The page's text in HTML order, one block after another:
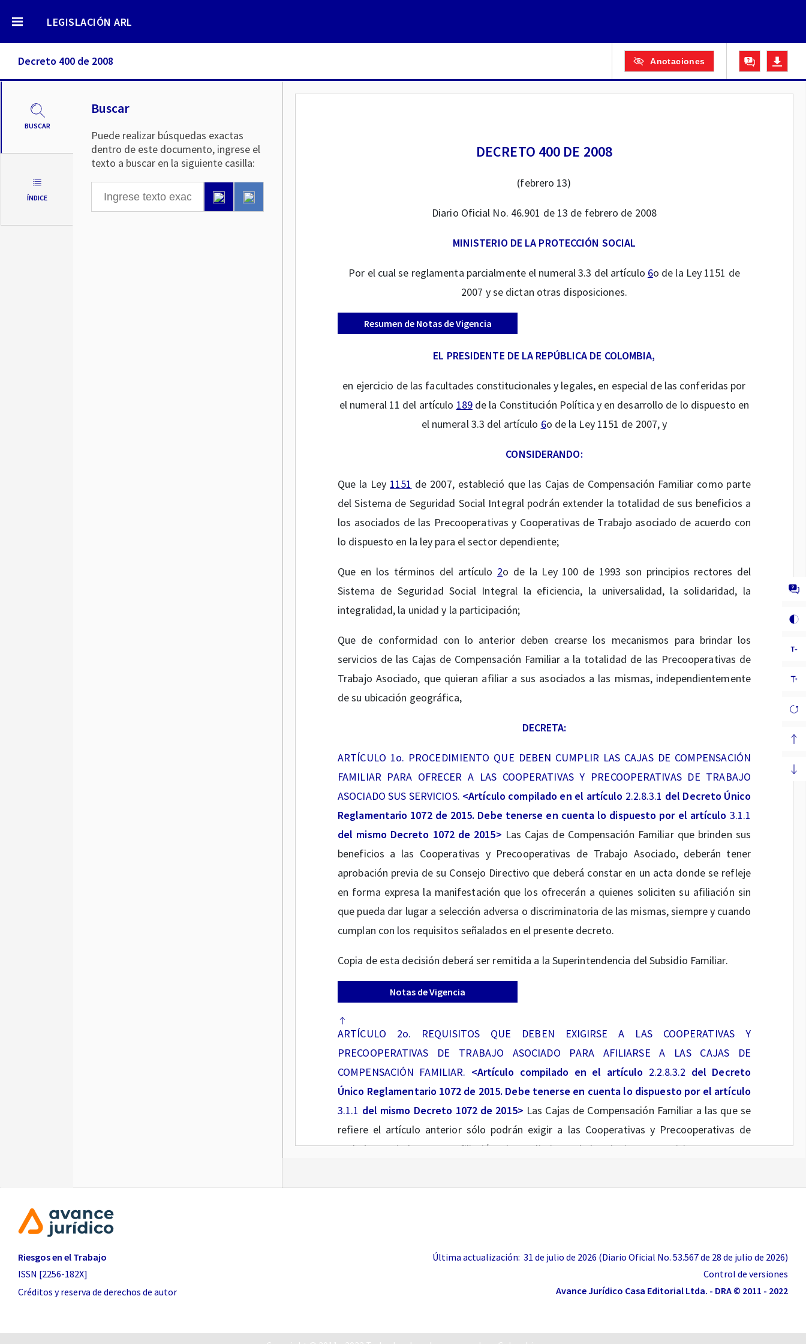
LEGISLACIÓN ARL
Decreto 400 de 2008 Anotaciones
BUSCAR
ÍNDICE
Buscar
Puede realizar búsquedas exactas
dentro de este documento, ingrese el
texto a buscar en la siguiente casilla:
DECRETO 400 DE 2008
(febrero 13)
Diario Oficial No. 46.901 de 13 de febrero de 2008
MINISTERIO DE LA PROTECCIÓN SOCIAL
Por el cual se reglamenta parcialmente el numeral 3.3 del artículo 6o de la Ley 1151 de
2007 y se dictan otras disposiciones.
Resumen de Notas de Vigencia
EL PRESIDENTE DE LA REPÚBLICA DE COLOMBIA,
en ejercicio de las facultades constitucionales y legales, en especial de las conferidas por
el numeral 11 del artículo 189de la Constitución Política y en desarrollo de lo dispuesto en
el numeral 3.3 del artículo 6o de la Ley 1151 de 2007, y
CONSIDERANDO:
Que la Ley 1151 de 2007, estableció que las Cajas de Compensación Familiar como parte
del Sistema de Seguridad Social Integral podrán extender la totalidad de sus beneficios a
los asociados de las Precooperativas y Cooperativas de Trabajo asociado de acuerdo con
lo dispuesto en la ley para el sector dependiente;
Que en los términos del artículo 2o de la Ley 100 de 1993 son principios rectores del
Sistema de Seguridad Social Integral la eficiencia, la universalidad, la solidaridad, la
integralidad, la unidad y la participación;
Que de conformidad con lo anterior deben crearse los mecanismos para brindar los
servicios de las Cajas de Compensación Familiar a la totalidad de las Precooperativas de
Trabajo Asociado, que quieran afiliar a sus asociados a las mismas, independientemente
de su ubicación geográfica,
DECRETA:
ARTÍCULO 1o. PROCEDIMIENTO QUE DEBEN CUMPLIR LAS CAJAS DE COMPENSACIÓN
FAMILIAR PARA OFRECER A LAS COOPERATIVAS Y PRECOOPERATIVAS DE TRABAJO
ASOCIADO SUS SERVICIOS. <Artículo compilado en el artículo 2.2.8.3.1 del Decreto Único
Reglamentario 1072 de 2015. Debe tenerse en cuenta lo dispuesto por el artículo 3.1.1
del mismo Decreto 1072 de 2015> Las Cajas de Compensación Familiar que brinden sus
beneficios a las Cooperativas y Precooperativas de Trabajo Asociado, deberán tener
aprobación previa de su Consejo Directivo que deberá constar en un acta donde se refleje
en forma expresa la manifestación que los ofrecerán a quienes soliciten su afiliación sin
que pueda dar lugar a selección adversa o discriminatoria de las mismas, siempre y cuando
cumplan con los requisitos señalados en el presente decreto.
Copia de esta decisión deberá ser remitida a la Superintendencia del Subsidio Familiar.
Notas de Vigencia
ARTÍCULO 2o. REQUISITOS QUE DEBEN EXIGIRSE A LAS COOPERATIVAS Y
PRECOOPERATIVAS DE TRABAJO ASOCIADO PARA AFILIARSE A LAS CAJAS DE
COMPENSACIÓN FAMILIAR. <Artículo compilado en el artículo 2.2.8.3.2 del Decreto
Único Reglamentario 1072 de 2015. Debe tenerse en cuenta lo dispuesto por el artículo
3.1.1 del mismo Decreto 1072 de 2015> Las Cajas de Compensación Familiar a las que se
refiere el artículo anterior sólo podrán exigir a las Cooperativas y Precooperativas de
Trabajo Asociado para su afiliación, el cumplimiento de los siguientes requisitos:
3. Paz y Salvo expedido por la última Caja de Compensación Familiar a la cual haya estado
estado afiliada.
Riesgos en el Trabajo
ISSN [2256-182X]
Última actualización: 31 de julio de 2026 (Diario Oficial No. 53.567 de 28 de julio de 2026)
Control de versiones
Créditos y reserva de derechos de autor
Avance Jurídico Casa Editorial Ltda. - DRA © 2011 - 2022